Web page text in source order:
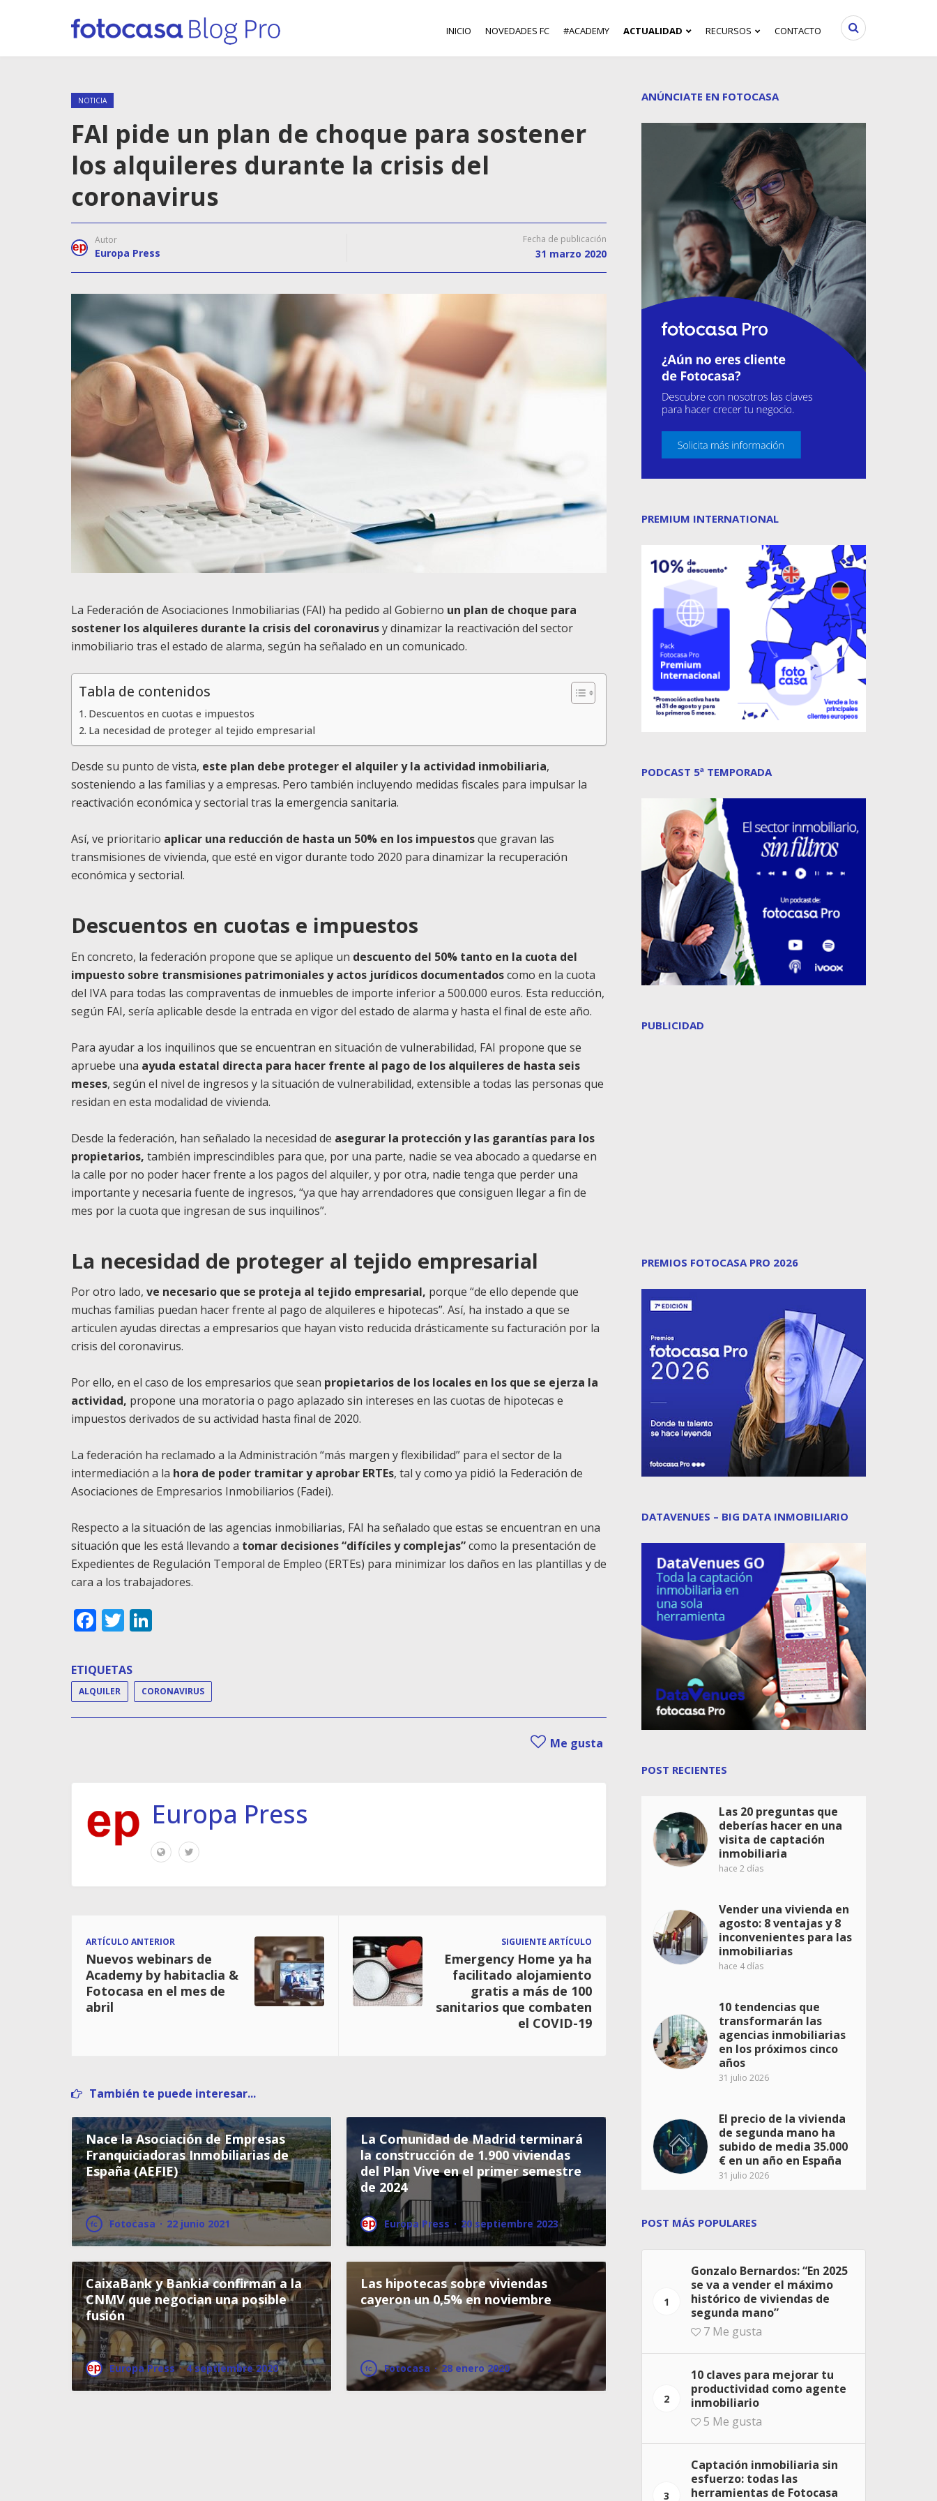
INICIO NOVEDADES FC #ACADEMY ACTUALIDAD RECURSOS CONTACTO
NOTICIA
FAI pide un plan de choque para sostener
los alquileres durante la crisis del
coronavirus
Autor
Europa Press
Fecha de publicación
31 marzo 2020
La Federación de Asociaciones Inmobiliarias (FAI) ha pedido al Gobierno un plan de choque para
sostener los alquileres durante la crisis del coronavirusy dinamizar la reactivación del sector
inmobiliario tras el estado de alarma, según ha señalado en un comunicado.
Tabla de contenidos
Descuentos en cuotas e impuestos
La necesidad de proteger al tejido empresarial
Desde su punto de vista, este plan debe proteger el alquiler y la actividad inmobiliaria,
sosteniendo a las familias y a empresas. Pero también incluyendo medidas fiscales para impulsar la
reactivación económica y sectorial tras la emergencia sanitaria.
Así, ve prioritario aplicar una reducción de hasta un 50% en los impuestosque gravan las
transmisiones de vivienda, que esté en vigor durante todo 2020 para dinamizar la recuperación
económica y sectorial.
Descuentos en cuotas e impuestos
En concreto, la federación propone que se aplique un descuento del 50% tanto en la cuota del
impuesto sobre transmisiones patrimoniales y actos jurídicos documentadoscomo en la cuota
del IVA para todas las compraventas de inmuebles de importe inferior a 500.000 euros. Esta reducción,
según FAI, sería aplicable desde la entrada en vigor del estado de alarma y hasta el final de este año.
Para ayudar a los inquilinos que se encuentran en situación de vulnerabilidad, FAI propone que se
apruebe una ayuda estatal directa para hacer frente al pago de los alquileres de hasta seis
meses, según el nivel de ingresos y la situación de vulnerabilidad, extensible a todas las personas que
residan en esta modalidad de vivienda.
Desde la federación, han señalado la necesidad de asegurar la protección y las garantías para los
propietarios, también imprescindibles para que, por una parte, nadie se vea abocado a quedarse en
la calle por no poder hacer frente a los pagos del alquiler, y por otra, nadie tenga que perder una
importante y necesaria fuente de ingresos, “ya que hay arrendadores que consiguen llegar a fin de
mes por la cuota que ingresan de sus inquilinos”.
La necesidad de proteger al tejido empresarial
Por otro lado, ve necesario que se proteja al tejido empresarial, porque “de ello depende que
muchas familias puedan hacer frente al pago de alquileres e hipotecas”. Así, ha instado a que se
articulen ayudas directas a empresarios que hayan visto reducida drásticamente su facturación por la
crisis del coronavirus.
Por ello, en el caso de los empresarios que sean propietarios de los locales en los que se ejerza la
actividad, propone una moratoria o pago aplazado sin intereses en las cuotas de hipotecas e
impuestos derivados de su actividad hasta final de 2020.
La federación ha reclamado a la Administración “más margen y flexibilidad” para el sector de la
intermediación a la hora de poder tramitar y aprobar ERTEs, tal y como ya pidió la Federación de
Asociaciones de Empresarios Inmobiliarios (Fadei).
Respecto a la situación de las agencias inmobiliarias, FAI ha señalado que estas se encuentran en una
situación que les está llevando a tomar decisiones “difíciles y complejas”como la presentación de
Expedientes de Regulación Temporal de Empleo (ERTEs) para minimizar los daños en las plantillas y de
cara a los trabajadores.
Facebook
Twitter
ETIQUETAS
ALQUILER CORONAVIRUS
Me gusta
Europa Press
ARTÍCULO ANTERIOR
Nuevos webinars de
Academy by habitaclia &
Fotocasa en el mes de
abril
SIGUIENTE ARTÍCULO
Emergency Home ya ha
facilitado alojamiento
gratis a más de 100
sanitarios que combaten
el COVID-19
También te puede interesar...
Nace la Asociación de Empresas
Franquiciadoras Inmobiliarias de
España (AEFIE)
Fotocasa · 22 junio 2021
La Comunidad de Madrid terminará
la construcción de 1.900 viviendas
del Plan Vive en el primer semestre
de 2024
Europa Press · 20 septiembre 2023
CaixaBank y Bankia confirman a la
CNMV que negocian una posible
fusión
Europa Press · 4 septiembre 2020
Las hipotecas sobre viviendas
cayeron un 0,5% en noviembre
Fotocasa · 28 enero 2020
ANÚNCIATE EN FOTOCASA
PREMIUM INTERNATIONAL
PODCAST 5ª TEMPORADA
PUBLICIDAD
PREMIOS FOTOCASA PRO 2026
DATAVENUES – BIG DATA INMOBILIARIO
POST RECIENTES
Las 20 preguntas que
deberías hacer en una
visita de captación
inmobiliaria
hace 2 días
Vender una vivienda en
agosto: 8 ventajas y 8
inconvenientes para las
inmobiliarias
hace 4 días
10 tendencias que
transformarán las
agencias inmobiliarias
en los próximos cinco
años
31 julio 2026
El precio de la vivienda
de segunda mano ha
subido de media 35.000
€ en un año en España
31 julio 2026
POST MÁS POPULARES
1
Gonzalo Bernardos: “En 2025
se va a vender el máximo
histórico de viviendas de
segunda mano”
7 Me gusta
2
10 claves para mejorar tu
productividad como agente
inmobiliario
5 Me gusta
3
Captación inmobiliaria sin
esfuerzo: todas las
herramientas de Fotocasa